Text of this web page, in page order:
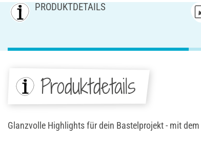
PRODUKTDETAILS
Produktdetails
Glanzvolle Highlights für dein Bastelprojekt - mit dem